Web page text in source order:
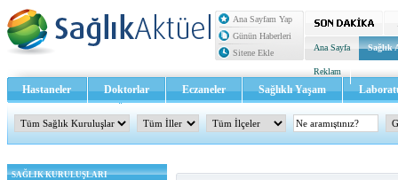
Ana Sayfam Yap
Günün Haberleri
Sitene Ekle
Ana Sayfa Sağlık
Reklam
Hastaneler Doktorlar Eczaneler Sağlıklı Yaşam
Sağlık TV - Video İletişim
SAĞLIK KURULUŞLARI